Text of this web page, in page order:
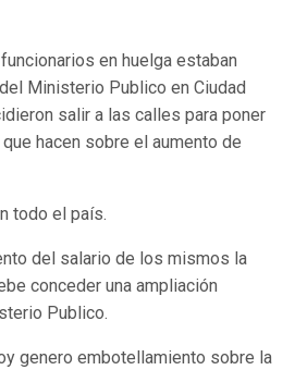
en huelga estaban
Ministerio Publico en Ciudad
salir a las calles para poner
hacen sobre el aumento de
todo el país.
del salario de los mismos la
conceder una ampliación
Publico.
genero embotellamiento sobre la